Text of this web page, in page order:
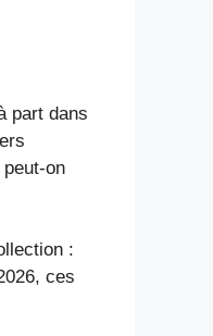
part dans
on
:
ces